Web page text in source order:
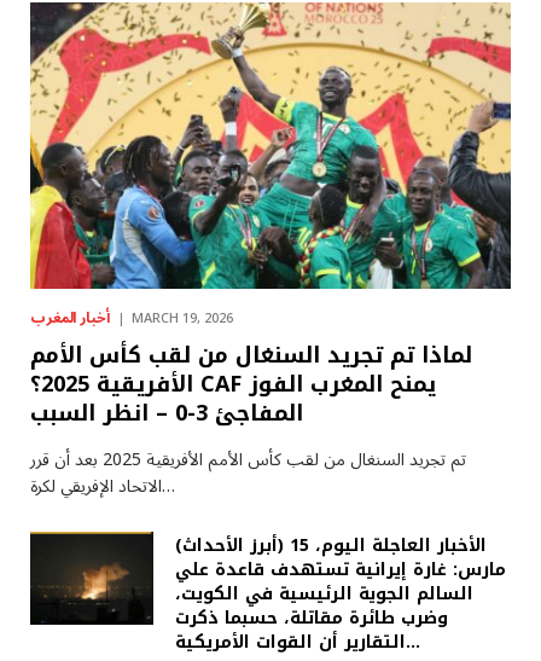
أخبار المغرب MARCH 19, 2026
لماذا تم تجريد السنغال من لقب كأس الأمم
الأفريقية 2025؟ CAF يمنح المغرب الفوز
المفاجئ 3-0 – انظر السبب
تم تجريد السنغال من لقب كأس الأمم الأفريقية 2025 بعد أن قرر
الاتحاد الإفريقي لكرة…
(أبرز الأحداث) الأخبار العاجلة اليوم، 15
مارس: غارة إيرانية تستهدف قاعدة علي
السالم الجوية الرئيسية في الكويت،
وضرب طائرة مقاتلة، حسبما ذكرت
التقارير أن القوات الأمريكية…